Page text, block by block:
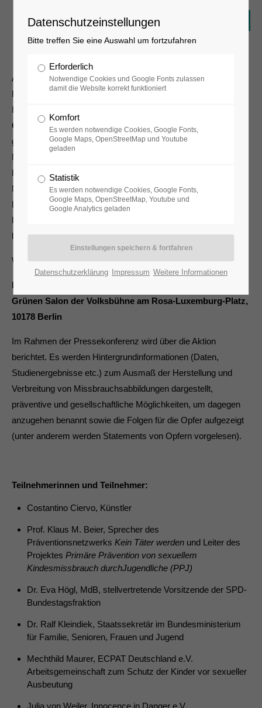
Am 1. August 2016 beginnt im Pavillon der Volksbühne am
Rosa-Luxemburg-Platz, 10178 Berlin, die
Installation
Costantino Ciervo
. Bis zum 25. August 2016 soll auf das
gewaltige Ausmaß der Herstellung und Verbreitung von
Missbrauchsabbildungen von Kindern (sogenannte
Kinderpornographie), auf die gesellschaftlichen und politischen
Möglichkeiten zur Verhinderung der Herstellung sowie auf die
Erfolge des Präventionsnetzwerks „Kein Täter werden“ in der
Prävention der Nutzung von Missbrauchsabbildungen
hingewiesen werden.
Wir laden Sie herzlich zur Pressekonferenz ein, am:
Montag, den 1. August 2016 um 11 Uhr im
Grünen Salon der Volksbühne am Rosa-Luxemburg-Platz,
10178 Berlin
Im Rahmen der Pressekonferenz wird über die Aktion
berichtet. Es werden Hintergrundinformationen (Daten,
Studienergebnisse etc.) zum Ausmaß der Herstellung und
Verbreitung von Missbrauchsabbildungen dargestellt,
präventive und gesellschaftliche Möglichkeiten, um dagegen
anzugehen benannt sowie die Folgen für die Opfer aufgezeigt
(unter anderem werden Statements von Opfern vorgelesen).
Teilnehmerinnen und Teilnehmer:
Costantino Ciervo, Künstler
Prof. Klaus M. Beier, Sprecher des
Präventionsnetzwerks Kein Täter werden und Leiter des
Projektes Primäre Prävention von sexuellem
Kindesmissbrauch durchJugendliche (PPJ)
Dr. Eva Högl, MdB, stellvertretende Vorsitzende der SPD-
Bundestagsfraktion
Dr. Ralf Kleindiek, Staatssekretär im Bundesministerium
für Familie, Senioren, Frauen und Jugend
Mechthild Maurer, ECPAT Deutschland e.V.
Arbeitsgemeinschaft zum Schutz der Kinder vor sexueller
Ausbeutung
Julia von Weiler, Innocence in Danger e.V.
Datenschutzeinstellungen
Bitte treffen Sie eine Auswahl um fortzufahren
Erforderlich
Notwendige Cookies und Google Fonts zulassen
damit die Website korrekt funktioniert
Komfort
Es werden notwendige Cookies, Google Fonts,
Google Maps, OpenStreetMap und Youtube
geladen
Statistik
Es werden notwendige Cookies, Google Fonts,
Google Maps, OpenStreetMap, Youtube und
Google Analytics geladen
Datenschutzerklärung Impressum Weitere Informationen